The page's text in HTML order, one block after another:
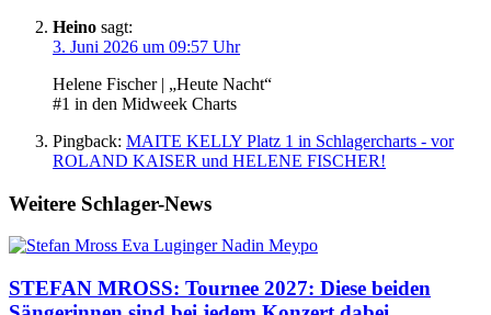
Heino sagt:
3. Juni 2026 um 09:57 Uhr
Helene Fischer | „Heute Nacht“
#1 in den Midweek Charts
Pingback: MAITE KELLY Platz 1 in Schlagercharts - vor
ROLAND KAISER und HELENE FISCHER!
Weitere Schlager-News
STEFAN MROSS: Tournee 2027: Diese beiden